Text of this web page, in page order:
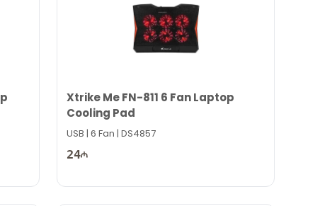
Xtrike Me FN-811 6 Fan Laptop
Cooling Pad
USB | 6 Fan | DS4857
24